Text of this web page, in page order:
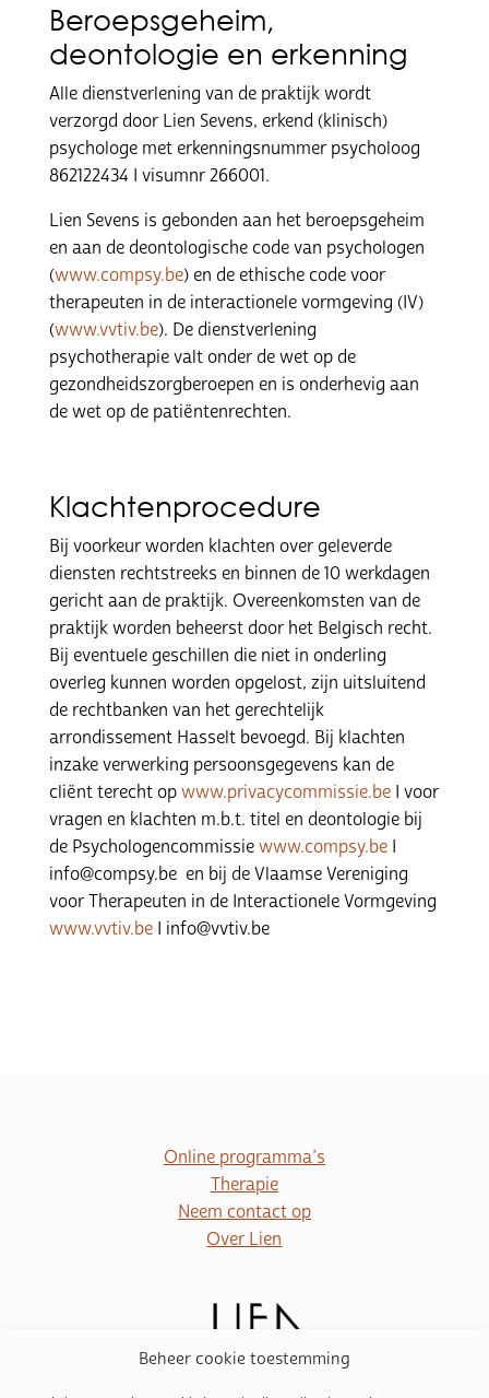
Beheer cookie toestemming
Beroepsgeheim,
deontologie en erkenning
Alle dienstverlening van de praktijk wordt
verzorgd door Lien Sevens, erkend (klinisch)
psychologe met erkenningsnummer psycholoog
862122434 I visumnr 266001.
Lien Sevens is gebonden aan het beroepsgeheim
en aan de deontologische code van psychologen
(www.compsy.be) en de ethische code voor
therapeuten in de interactionele vormgeving (IV)
(www.vvtiv.be). De dienstverlening
psychotherapie valt onder de wet op de
gezondheidszorgberoepen en is onderhevig aan
de wet op de patiëntenrechten.
Klachtenprocedure
Bij voorkeur worden klachten over geleverde
diensten rechtstreeks en binnen de 10 werkdagen
gericht aan de praktijk. Overeenkomsten van de
praktijk worden beheerst door het Belgisch recht.
Bij eventuele geschillen die niet in onderling
overleg kunnen worden opgelost, zijn uitsluitend
de rechtbanken van het gerechtelijk
arrondissement Hasselt bevoegd. Bij klachten
inzake verwerking persoonsgegevens kan de
cliënt terecht op www.privacycommissie.beI voor
vragen en klachten m.b.t. titel en deontologie bij
de Psychologencommissie www.compsy.beI
info@compsy.be en bij de Vlaamse Vereniging
voor Therapeuten in de Interactionele Vormgeving
www.vvtiv.beI info@vvtiv.be
Online programma’s
Therapie
Neem contact op
Over Lien